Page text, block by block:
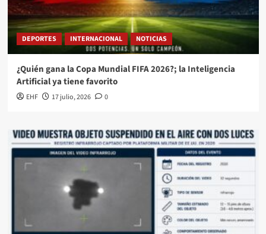
DEPORTES INTERNACIONAL NOTICIAS
¿Quién gana la Copa Mundial FIFA 2026?; la Inteligencia
Artificial ya tiene favorito
EHF 17 julio, 2026 0